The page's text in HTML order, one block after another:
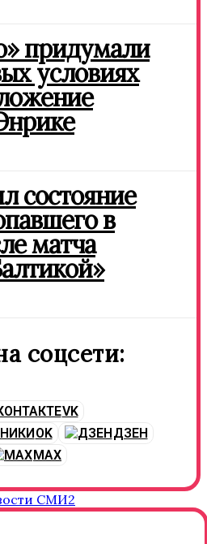
придумали
условиях
состояние
в
матча
соцсети:
VK
OK
ДЗЕН
MAX
СМИ2